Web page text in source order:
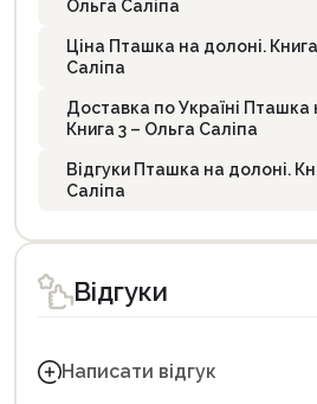
Ольга Саліпа
Ціна Пташка на долоні.
Саліпа
Доставка по Україні Пташка
Книга 3 – Ольга Саліпа
Відгуки Пташка на долоні.
Саліпа
Відгуки
Написати відгук